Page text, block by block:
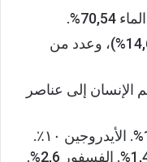
البروتينات (17,11%)، الدهون (14,6%)، وعدد من
الإنسان إلى عناصر
الأكسجين 65%. الكربون 18%. الأيدروجين ١٠٪.